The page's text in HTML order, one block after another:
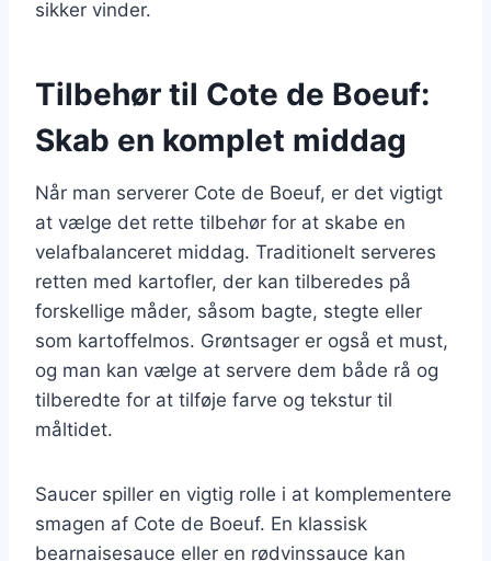
sikker vinder.
Tilbehør til Cote de Boeuf:
Skab en komplet middag
Når man serverer Cote de Boeuf, er det vigtigt
at vælge det rette tilbehør for at skabe en
velafbalanceret middag. Traditionelt serveres
retten med kartofler, der kan tilberedes på
forskellige måder, såsom bagte, stegte eller
som kartoffelmos. Grøntsager er også et must,
og man kan vælge at servere dem både rå og
tilberedte for at tilføje farve og tekstur til
måltidet.
Saucer spiller en vigtig rolle i at komplementere
smagen af Cote de Boeuf. En klassisk
bearnaisesauce eller en rødvinssauce kan